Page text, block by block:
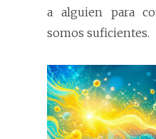
a alguien para
somos suficientes.